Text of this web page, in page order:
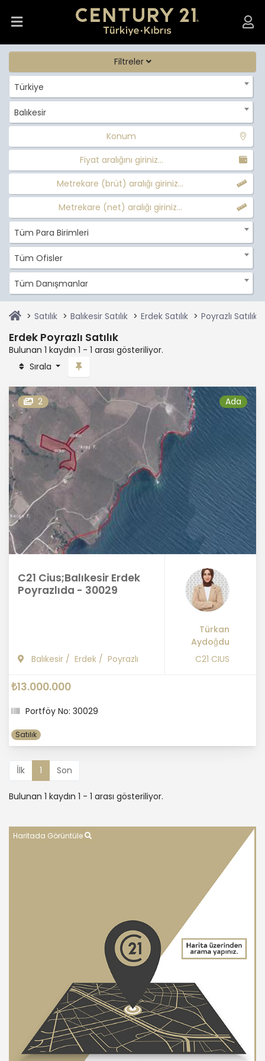
Filtreler
Türkiye
Balıkesir
Konum
Fiyat aralığını giriniz...
Metrekare (brüt) aralığı giriniz...
Metrekare (net) aralığı giriniz...
Tüm Para Birimleri
Tüm Ofisler
Tüm Danışmanlar
Satılık Balıkesir Satılık Erdek Satılık Poyrazlı Satılık
Erdek Poyrazlı Satılık
Bulunan 1 kaydın 1 - 1 arası gösteriliyor.
Sırala
2 Ada
C21 Cius;Balıkesir Erdek
Poyrazlıda - 30029
Balıkesir / Erdek / Poyrazlı
Türkan
Aydoğdu
C21 CIUS
₺13.000.000
Portföy No: 30029
Satılık
İlk 1 Son
Bulunan 1 kaydın 1 - 1 arası gösteriliyor.
Haritada Görüntüle